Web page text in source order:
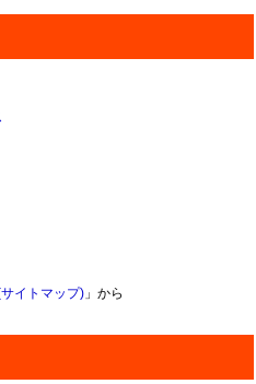
サイトマップ)」から